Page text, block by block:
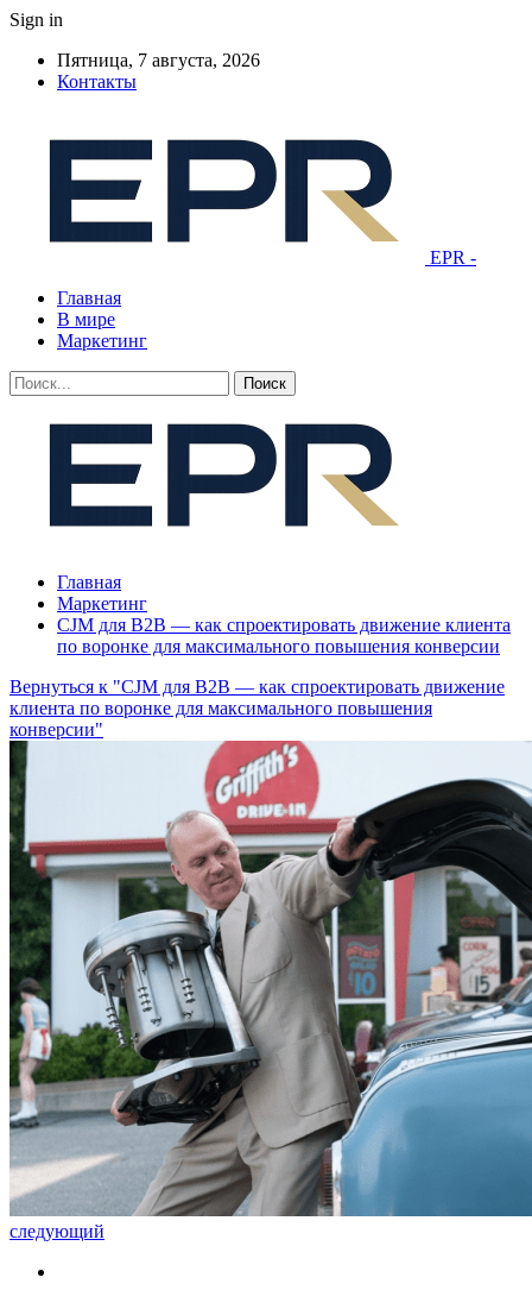
Sign in
Пятница, 7 августа, 2026
Контакты
EPR -
Главная
В мире
Маркетинг
Главная
Маркетинг
CJM для B2B — как спроектировать движение клиента
по воронке для максимального повышения конверсии
Вернуться к "CJM для B2B — как спроектировать движение
клиента по воронке для максимального повышения
конверсии"
следующий